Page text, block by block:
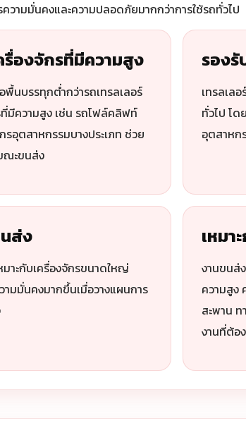
วามมั่นคงและความปลอดภัยมากกว่าการใช้รถทั่วไป
รื่องจักรที่มีความสูง
นบรรทุกต่ำกว่ารถเทรลเลอร์
ที่มีความสูง เช่น รถโฟล์คลิฟท์
อุตสาหกรรมบางประเภท ช่วย
ณะขนส่ง
รอง
เทรลเล
ทั่วไป โด
อุตสาหก
ส่ง
ะกับเครื่องจักรขนาดใหญ่
ามมั่นคงมากขึ้นเมื่อวางแผนการ
เหมา
งานขนส่
ความสูง
สะพาน ท
งานที่ต้อ